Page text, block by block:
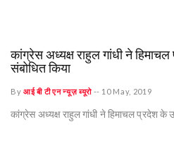
कांग्रेस अध्यक्ष राहुल गांधी ने
संबोधित किया
Byआई बी टी एन न्यूज़ ब्यूरो -- 10 May, 2019
कांग्रेस अध्यक्ष राहुल गांधी ने हिमाचल प्रदेश के